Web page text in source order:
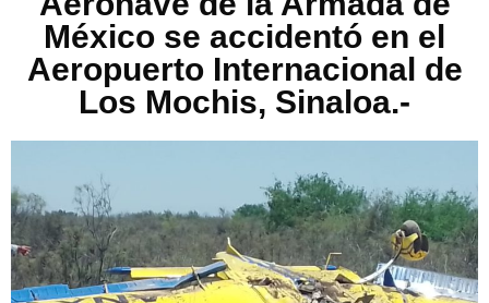
México se accidentó en el
Aeropuerto Internacional de
Los Mochis, Sinaloa.-